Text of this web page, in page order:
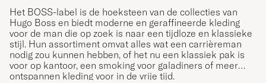
Het BOSS-label is de hoeksteen van de collecties van
Hugo Boss en biedt moderne en geraffineerde kleding
voor de man die op zoek is naar een tijdloze en klassieke
stijl. Hun assortiment omvat alles wat een carrièreman
nodig zou kunnen hebben, of het nu een klassiek pak is
voor op kantoor, een smoking voor galadiners of meer
ontspannen kleding voor in de vrije tijd.